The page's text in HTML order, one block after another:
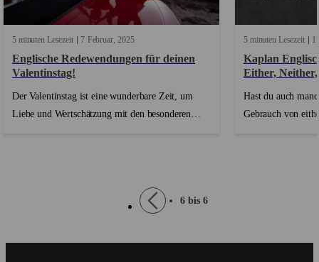
5 minuten Lesezeit 7 Februar 2025
Englische Redewendungen für deinen
Valentinstag!
Der Valentinstag ist eine wunderbare Zeit, um
Liebe und Wertschätzung mit den besonderen
Verbindung herzustellen. Du lernst gerade noch
5 minuten Lesezeit
Kaplan
Either,
Hast du auch
Gebrauch von
Seitennummerierung
Vorherige
Seite
6 bis 6